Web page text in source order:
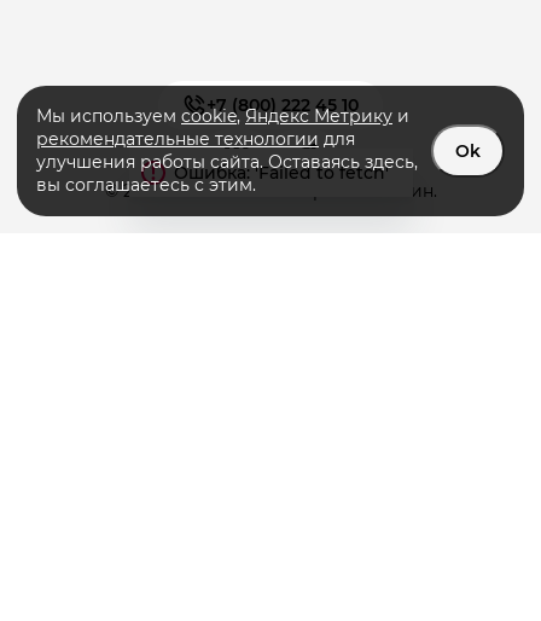
© 2026 «PRIMERA» интернет-магазин.
+7 (800) 222 45 10
Мы используем cookie,Яндекс Метрику и
рекомендательные технологии для
улучшения работы сайта. Оставаясь здесь,
вы соглашаетесь с этим.
Ok